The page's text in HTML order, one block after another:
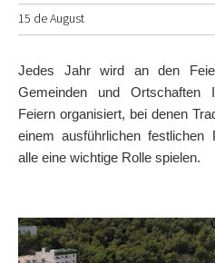
Jeden Tag etwas Neues
Praktische Daten
AUF DIE KARTE
Kommen Sie immer an Ihrem Ziel an
15 de August
Jedes Jahr wird an den
Gemeinden und Ortschaften
Feiern organisiert, bei denen
einem ausführlichen
alle eine wichtige Rolle spielen.